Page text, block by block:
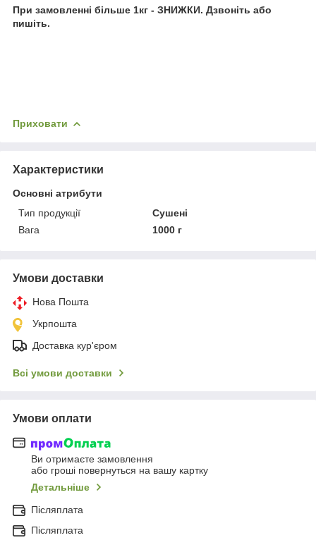
При замовленні більше 1кг - ЗНИЖКИ. Дзвоніть або
пишіть.
Приховати
Характеристики
Основні атрибути
Тип продукції
Сушені
Вага
1000 г
Умови доставки
Нова Пошта
Укрпошта
Доставка кур'єром
Всі умови доставки
Умови оплати
Ви отримаєте замовлення
або гроші повернуться на вашу картку
Детальніше
Післяплата
Післяплата